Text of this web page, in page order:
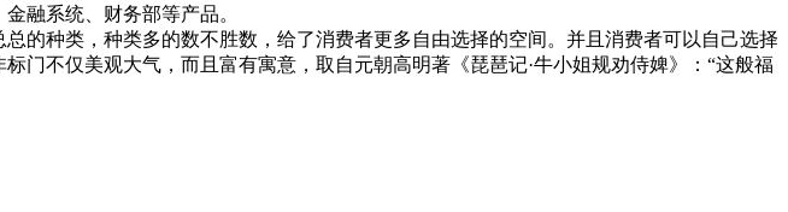
融系统、财务部等产品。
种类，种类多的数不胜数，给了消费者更多自由选择的空间。并且消费者可以自己选择
门不仅美观大气，而且富有寓意，取自元朝高明著《琵琶记·牛小姐规劝侍婢》：“这般福